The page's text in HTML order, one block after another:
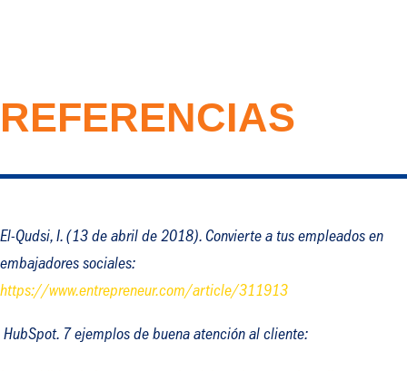
REFERENCIAS
El-Qudsi, I. (13 de abril de 2018). Convierte a tus empleados en
embajadores sociales:
https://www.entrepreneur.com/article/311913
HubSpot. 7 ejemplos de buena atención al cliente: